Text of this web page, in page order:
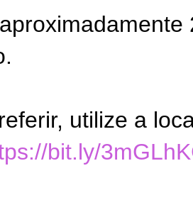
utilize a
bit.ly/